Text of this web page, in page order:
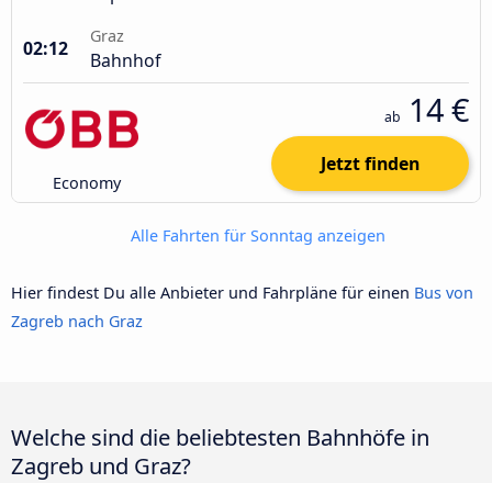
02:12
Graz
Bahnhof
Economy
ab 14 €
Jetzt finden
Alle Fahrten für Sonntag anzeigen
Hier findest Du alle Anbieter und Fahrpläne für einen Bus von
Zagreb nach Graz
Welche sind die beliebtesten Bahnhöfe in
Zagreb und Graz?